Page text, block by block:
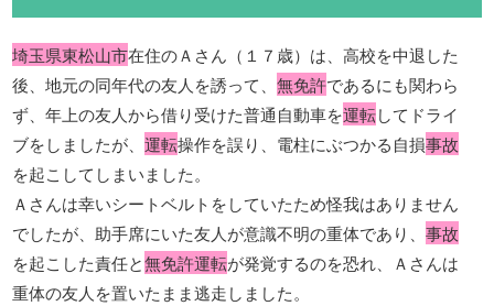
埼玉県東松山市在住のＡさん（１７歳）は、高校を中退した
後、地元の同年代の友人を誘って、無免許であるにも関わら
ず、年上の友人から借り受けた普通自動車を運転してドライ
ブをしましたが、運転操作を誤り、電柱にぶつかる自損事故
を起こしてしまいました。
Ａさんは幸いシートベルトをしていたため怪我はありません
でしたが、助手席にいた友人が意識不明の重体であり、事故
を起こした責任と無免許運転が発覚するのを恐れ、Ａさんは
重体の友人を置いたまま逃走しました。